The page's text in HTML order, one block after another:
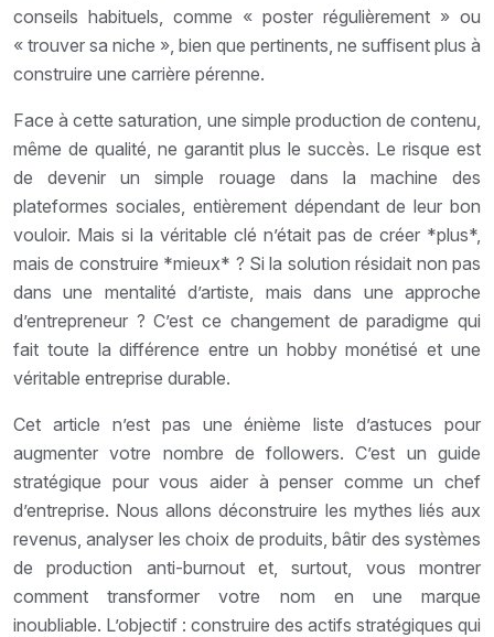
conseils habituels, comme « poster régulièrement » ou
« trouver sa niche », bien que pertinents, ne suffisent plus à
construire une carrière pérenne.
Face à cette saturation, une simple production de contenu,
même de qualité, ne garantit plus le succès. Le risque est
de devenir un simple rouage dans la machine des
plateformes sociales, entièrement dépendant de leur bon
vouloir. Mais si la véritable clé n’était pas de créer *plus*,
mais de construire *mieux* ? Si la solution résidait non pas
dans une mentalité d’artiste, mais dans une approche
d’entrepreneur ? C’est ce changement de paradigme qui
fait toute la différence entre un hobby monétisé et une
véritable entreprise durable.
Cet article n’est pas une énième liste d’astuces pour
augmenter votre nombre de followers. C’est un guide
stratégique pour vous aider à penser comme un chef
d’entreprise. Nous allons déconstruire les mythes liés aux
revenus, analyser les choix de produits, bâtir des systèmes
de production anti-burnout et, surtout, vous montrer
comment transformer votre nom en une marque
inoubliable. L’objectif : construire des actifs stratégiques qui